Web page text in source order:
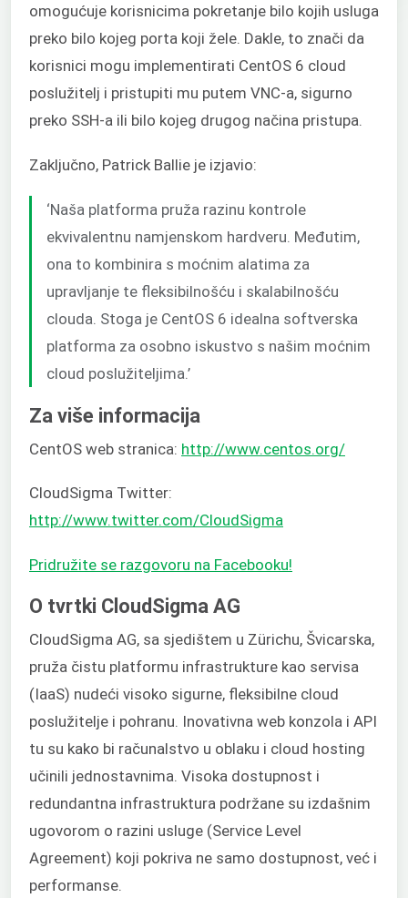
omogućuje korisnicima pokretanje bilo kojih usluga
preko bilo kojeg porta koji žele. Dakle, to znači da
korisnici mogu implementirati CentOS 6 cloud
poslužitelj i pristupiti mu putem VNC-a, sigurno
preko SSH-a ili bilo kojeg drugog načina pristupa.
Zaključno, Patrick Ballie je izjavio:
‘Naša platforma pruža razinu kontrole
ekvivalentnu namjenskom hardveru. Međutim,
ona to kombinira s moćnim alatima za
upravljanje te fleksibilnošću i skalabilnošću
clouda. Stoga je CentOS 6 idealna softverska
platforma za osobno iskustvo s našim moćnim
cloud poslužiteljima.’
Za više informacija
CentOS web stranica: http://www.centos.org/
CloudSigma Twitter:
http://www.twitter.com/CloudSigma
Pridružite se razgovoru na Facebooku!
O tvrtki CloudSigma AG
CloudSigma AG, sa sjedištem u Zürichu, Švicarska,
pruža čistu platformu infrastrukture kao servisa
(IaaS) nudeći visoko sigurne, fleksibilne cloud
poslužitelje i pohranu. Inovativna web konzola i API
tu su kako bi računalstvo u oblaku i cloud hosting
učinili jednostavnima. Visoka dostupnost i
redundantna infrastruktura podržane su izdašnim
ugovorom o razini usluge (Service Level
Agreement) koji pokriva ne samo dostupnost, već i
performanse.